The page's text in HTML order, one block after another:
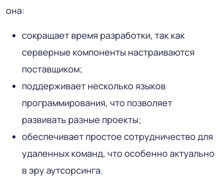
она:
сокращает время разработки, так как
серверные компоненты настраиваются
поставщиком;
поддерживает несколько языков
программирования, что позволяет
развивать разные проекты;
обеспечивает простое сотрудничество для
удаленных команд, что особенно актуально
в эру аутсорсинга.